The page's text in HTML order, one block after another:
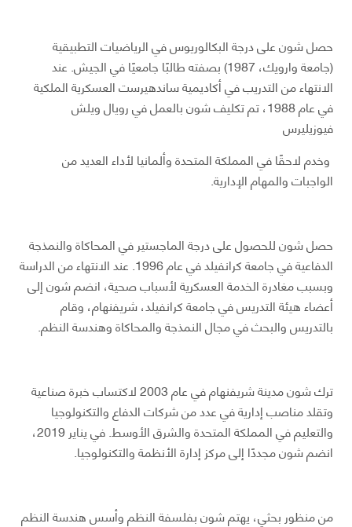
حصل شون على درجة البكالوريوس في الرياضيات التطبيقية
(جامعة وارويك، 1987) بصفته طالبًا جامعيًا في الجيش. عند
الانتهاء من التدريب في أكاديمية ساندهيرست العسكرية الملكية
في عام 1988، تم تكليف شون بالعمل في رويال ويلش
فيوزيليرس
وخدم لاحقًا في المملكة المتحدة وألمانيا لأداء العديد من
الواجبات والمهام الإدارية.
حصل شون للحصول على درجة الماجستير في المحاكاة والنمذجة
الدفاعية في جامعة كرانفيلد في عام 1996. عند الانتهاء من الدراسة
وبسبب مغادرة الخدمة العسكرية لأسباب صحية، انضم شون إلى
أعضاء هيئة التدريس في جامعة كرانفيلد، شريفنهام، وقام
بالتدريس والبحث في مجال النمذجة والمحاكاة وهندسة النظم.
ترك شون مدينة شريفنهام في عام 2003 لاكتساب خبرة صناعية
وتقلد مناصب إدارية في عدد من شركات الدفاع والتكنولوجيا
والتعليم في المملكة المتحدة والشرق الأوسط. في يناير 2019،
انضم شون مجددًا إلى مركز إدارة الأنظمة والتكنولوجيا.
من منظور بحثي، يهتم شون بفلسفة النظم وأسس هندسة النظم